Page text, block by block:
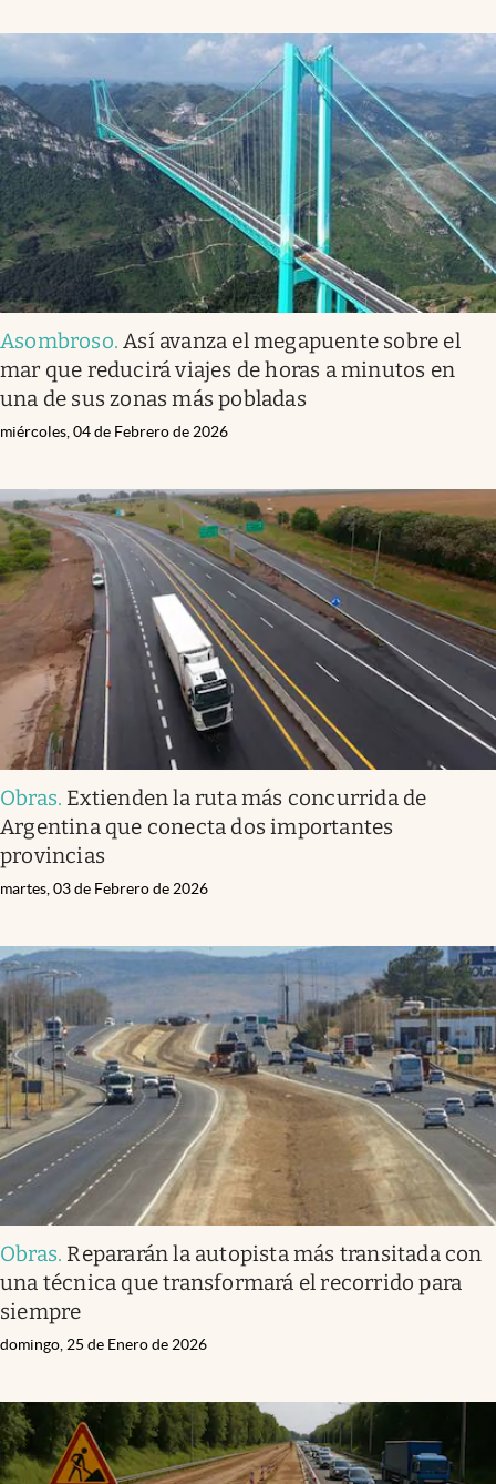
Asombroso.Así avanza el megapuente sobre el
mar que reducirá viajes de horas a minutos en
una de sus zonas más pobladas
miércoles, 04 de Febrero de 2026
Obras. Extienden la ruta más concurrida de
Argentina que conecta dos importantes
provincias
martes, 03 de Febrero de 2026
Obras. Repararán la autopista más transitada con
una técnica que transformará el recorrido para
siempre
domingo, 25 de Enero de 2026